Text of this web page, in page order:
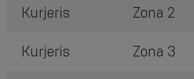
Kurjeris Zona 2
Kurjeris Zona 3